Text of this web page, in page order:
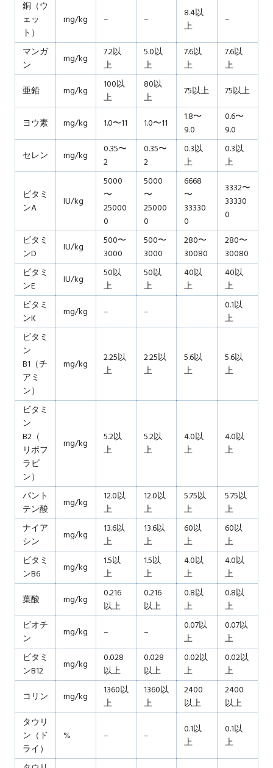
銅（ウ
ェッ
ト）
mg/kg – –
8.4以
上
–
マンガ
ン
mg/kg
7.2以
上
5.0以
上
7.6以
上
7.6以
上
亜鉛
mg/kg
100以
上
80以
上
75以上 75以上
ヨウ素 mg/kg 1.0〜11 1.0〜11
1.8〜
9.0
0.6〜
9.0
セレン
mg/kg
0.35〜
2
0.35〜
2
0.3以
上
0.3以
上
ビタミ
ンA
IU/kg
5000
〜
25000
0
5000
〜
25000
0
6668
〜
33330
0
3332〜
33330
0
ビタミ
ンD
IU/kg
500〜
3000
500〜
3000
280〜
30080
280〜
30080
ビタミ
ンE
IU/kg
50以
上
50以
上
40以
上
40以
上
ビタミ
ンK
mg/kg – –
0.1以
上
ビタミ
ン
B1（チ
アミ
ン）
mg/kg
2.25以
上
2.25以
上
5.6以
上
5.6以
上
ビタミ
ン
B2（
リボフ
ラビ
ン）
mg/kg
5.2以
上
5.2以
上
4.0以
上
4.0以
上
パント
テン酸
mg/kg
12.0以
上
12.0以
上
5.75以
上
5.75以
上
ナイア
シン
mg/kg
13.6以
上
13.6以
上
60以
上
60以
上
ビタミ
ンB6
mg/kg
1.5以
上
1.5以
上
4.0以
上
4.0以
上
葉酸
mg/kg
0.216
以上
0.216
以上
0.8以
上
0.8以
上
ビオチ
ン
mg/kg – –
0.07以
上
0.07以
上
ビタミ
ンB12
mg/kg
0.028
以上
0.028
以上
0.02以
上
0.02以
上
コリン
mg/kg
1360以
上
1360以
上
2400
以上
2400
以上
タウリ
ン（ド
ライ）
% – –
0.1以
上
0.1以
上